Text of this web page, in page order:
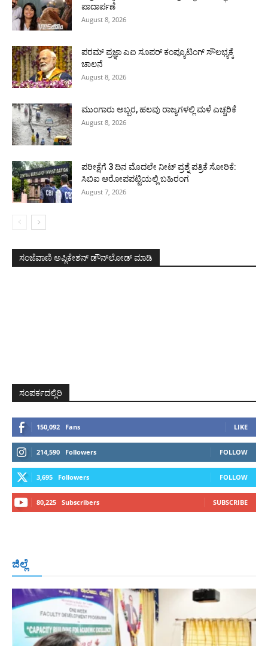
ಪಾದಾರ್ಪಣೆ
August 8, 2026
ಪರಮ್ ಪ್ರಜ್ಞಾ ಎಐ ಸೂಪರ್ ಕಂಪ್ಯೂಟಿಂಗ್ ಸೌಲಭ್ಯಕ್ಕೆ
ಚಾಲನೆ
August 8, 2026
ಮುಂಗಾರು ಅಬ್ಬರ, ಹಲವು ರಾಜ್ಯಗಳಲ್ಲಿ ಮಳೆ ಎಚ್ಚರಿಕೆ
August 8, 2026
ಪರೀಕ್ಷೆಗೆ 3 ದಿನ ಮೊದಲೇ ನೀಟ್ ಪ್ರಶ್ನೆ ಪತ್ರಿಕೆ ಸೋರಿಕೆ:
ಸಿಬಿಐ ಆರೋಪಪಟ್ಟಿಯಲ್ಲಿ ಬಹಿರಂಗ
August 7, 2026
ಸಂಜೆವಾಣಿ ಅಪ್ಲಿಕೇಶನ್ ಡೌನ್‌ಲೋಡ್ ಮಾಡಿ
ಸಂಪರ್ಕದಲ್ಲಿರಿ
150,092 Fans LIKE
214,590 Followers FOLLOW
3,695 Followers FOLLOW
80,225 Subscribers SUBSCRIBE
ಜಿಲ್ಲೆ